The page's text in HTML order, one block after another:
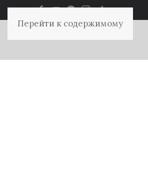
Перейти к содержимому